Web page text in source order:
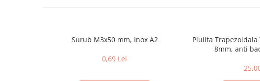
Surub M3x50 mm, Inox A2
0,69 Lei
Piulita Trapezoidala
8mm, anti